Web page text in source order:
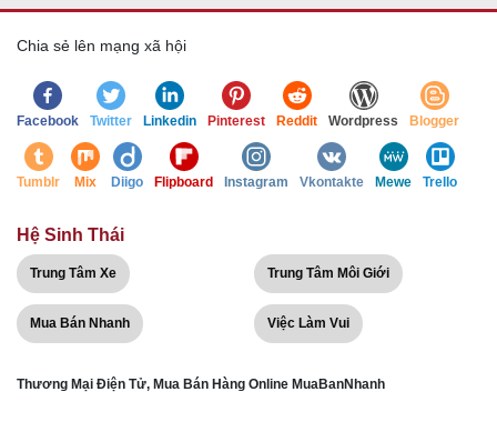
Chia sẻ lên mạng xã hội
Facebook Twitter Linkedin Pinterest Reddit Wordpress Blogger
Tumblr Mix Diigo Flipboard Instagram Vkontakte Mewe Trello
Hệ Sinh Thái
Trung Tâm Xe Trung Tâm Môi Giới
Mua Bán Nhanh Việc Làm Vui
Thương Mại Điện Tử, Mua Bán Hàng Online MuaBanNhanh